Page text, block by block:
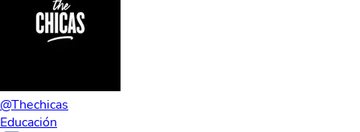
@Thechicas
Educación